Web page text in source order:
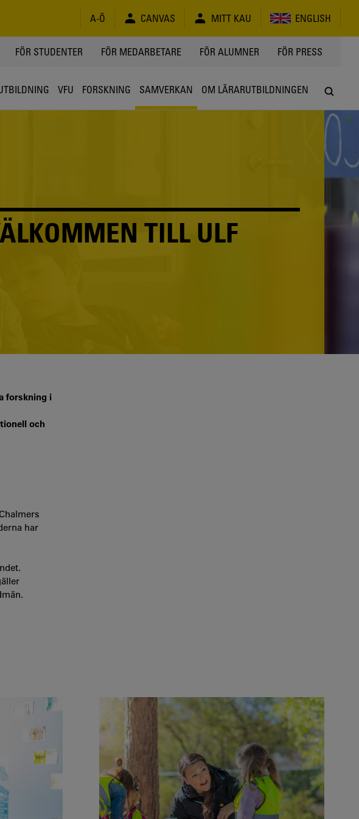
A-Ö CANVAS MITT KAU ENGLISH
TOPPMENY
FÖR STUDENTER FÖR MEDARBETARE FÖR ALUMNER FÖR PRESS
VFU FORSKNING SAMVERKAN OM LÄRARUTBILDNINGEN
TILL ULF
forskning i
och
har